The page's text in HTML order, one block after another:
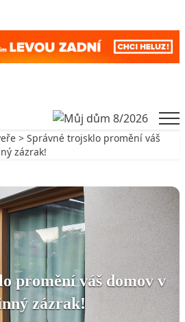
> Správné trojsklo promění váš
zázrak!
promění váš domov v
zázrak!